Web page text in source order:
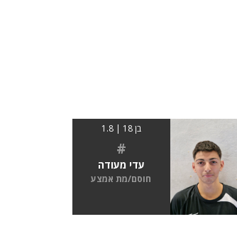
בן 18 | 1.8
#
עדי מעודה
חוסם/מת אמצע